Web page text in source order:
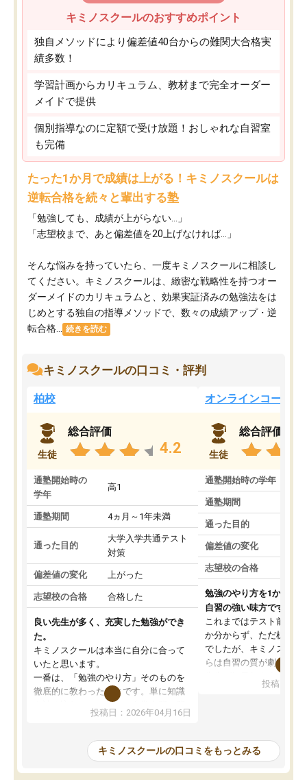
キミノスクールのおすすめポイント
独自メソッドにより偏差値40台からの難関大合格実
績多数！
学習計画からカリキュラム、教材まで完全オーダー
メイドで提供
個別指導なのに定額で受け放題！おしゃれな自習室
も完備
たった1か月で成績は上がる！キミノスクールは
逆転合格を続々と輩出する塾
「勉強しても、成績が上がらない…」
「志望校まで、あと偏差値を20上げなければ…」
そんな悩みを持っていたら、一度キミノスクールに相談し
てください。キミノスクールは、緻密な戦略性を持つオー
ダーメイドのカリキュラムと、効果実証済みの勉強法をは
じめとする独自の指導メソッドで、数々の成績アップ・逆
転合格...
続きを読む
キミノスクールの口コミ・評判
柏校
生徒
総合評価
4.2
通塾開始時の
学年
高1
通塾期間 4ヵ月～1年未満
通った目的
大学入学共通テスト
対策
偏差値の変化 上がった
志望校の合格 合格した
良い先生が多く、充実した勉強ができ
た。
キミノスクールは本当に自分に合って
いたと思います。
一番は、「勉強のやり方」そのものを
徹底的に教わったことです。単に知識
を詰め込むのではなく、自学自習の習
慣が身につくよう並走してくれるの
はなくなりました。
講師の方との距離も近く、親身なコー
投稿日：2026年04月16日
オンラインコース
生徒
総合評価
通塾開始時の学年
通塾期間
通った目的
偏差値の変化
志望校の合格
勉強のやり方を1から教
自習の強い味方です。
これまではテスト前に何
か分からず、ただ机に座
でしたが、キミノスクー
らは自習の質が劇的に変
を明確にしてくれるの
の仕方をコーチングして
ルなので、家での学習習
身につきました。結果と
投稿日：
キミノスクールの口コミをもっとみる